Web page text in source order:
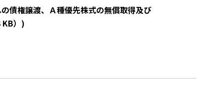
債権譲渡、Ａ種優先株式の無償取得及び
） )